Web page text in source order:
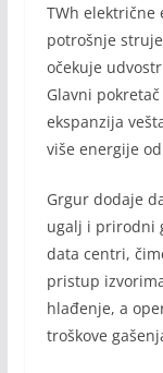
TWh električne
potrošnje
očekuje
Glavni
ekspanzija
više energije
Grgur dodaje
ugalj i prirodni
data centri,
pristup
hlađenje, a
troškove